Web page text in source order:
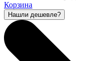
Корзина
Нашли дешевле?